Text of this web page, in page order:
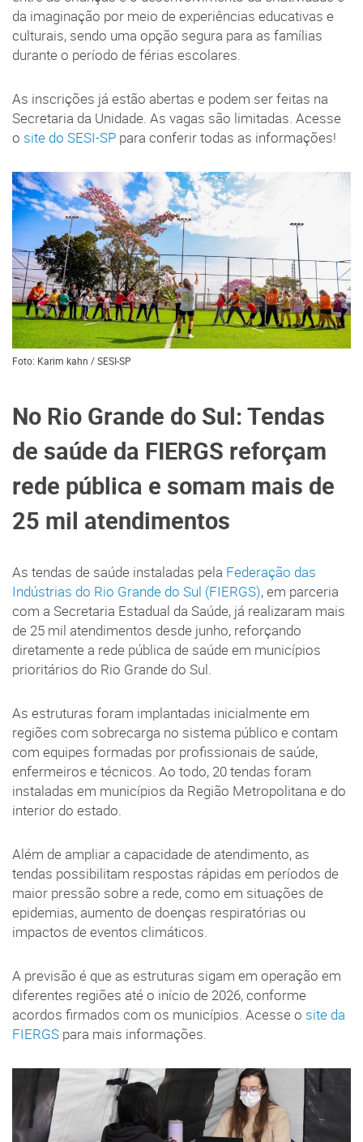
da imaginação por meio de experiências educativas e
culturais, sendo uma opção segura para as famílias
durante o período de férias escolares.
As inscrições já estão abertas e podem ser feitas na
Secretaria da Unidade. As vagas são limitadas. Acesse
o site do SESI-SP para conferir todas as informações!
Foto: Karim kahn / SESI-SP
No Rio Grande do Sul: Tendas
de saúde da FIERGS reforçam
rede pública e somam mais de
25 mil atendimentos
As tendas de saúde instaladas pela Federação das
Indústrias do Rio Grande do Sul (FIERGS), em parceria
com a Secretaria Estadual da Saúde, já realizaram mais
de 25 mil atendimentos desde junho, reforçando
diretamente a rede pública de saúde em municípios
prioritários do Rio Grande do Sul.
As estruturas foram implantadas inicialmente em
regiões com sobrecarga no sistema público e contam
com equipes formadas por profissionais de saúde,
enfermeiros e técnicos. Ao todo, 20 tendas foram
instaladas em municípios da Região Metropolitana e do
interior do estado.
Além de ampliar a capacidade de atendimento, as
tendas possibilitam respostas rápidas em períodos de
maior pressão sobre a rede, como em situações de
epidemias, aumento de doenças respiratórias ou
impactos de eventos climáticos.
A previsão é que as estruturas sigam em operação em
diferentes regiões até o início de 2026, conforme
acordos firmados com os municípios. Acesse o site da
FIERGS para mais informações.